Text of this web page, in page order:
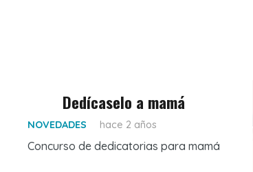
Dedícaselo a mamá
NOVEDADES hace 2 años
Concurso de dedicatorias para mamá